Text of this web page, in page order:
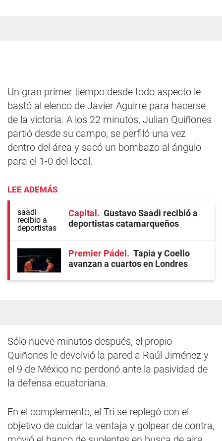
Un gran primer tiempo desde todo aspecto le
bastó al elenco de Javier Aguirre para hacerse
de la victoria. A los 22 minutos, Julian Quiñones
partió desde su campo, se perfiló una vez
dentro del área y sacó un bombazo al ángulo
para el 1-0 del local.
LEE ADEMÁS
Capital
Gustavo Saadi recibió a
deportistas catamarqueños
Premier Pádel
Tapia y Coello
avanzan a cuartos en Londres
Sólo nueve minutos después, el propio
Quiñones le devolvió la pared a Raúl Jiménez y
el 9 de México no perdonó ante la pasividad de
la defensa ecuatoriana.
En el complemento, el Tri se replegó con el
objetivo de cuidar la ventaja y golpear de contra,